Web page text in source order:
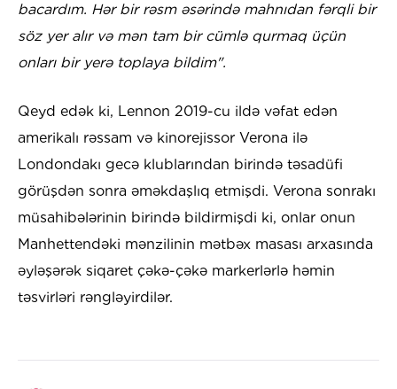
bacardım. Hər bir rəsm əsərində mahnıdan fərqli bir
söz yer alır və mən tam bir cümlə qurmaq üçün
onları bir yerə toplaya bildim".
Qeyd edək ki, Lennon 2019-cu ildə vəfat edən
amerikalı rəssam və kinorejissor Verona ilə
Londondakı gecə klublarından birində təsadüfi
görüşdən sonra əməkdaşlıq etmişdi. Verona sonrakı
müsahibələrinin birində bildirmişdi ki, onlar onun
Manhettendəki mənzilinin mətbəx masası arxasında
əyləşərək siqaret çəkə-çəkə markerlərlə həmin
təsvirləri rəngləyirdilər.